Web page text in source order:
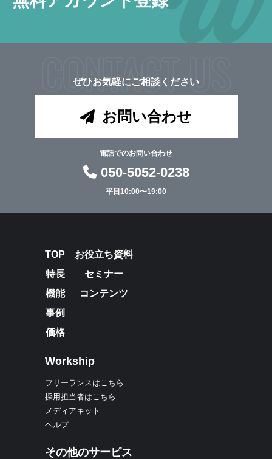
CONTACT US
ぜひお気軽にご相談ください
お問い合わせ
電話でのお問い合わせ
050-5052-0238
平日10:00〜19:00
TOP
特長
機能
事例
価格
お役立ち資料
セミナー
コンテンツ
Workship
フリーランスはこちら
採用担当者はこちら
メディアキット
ヘルプ
その他のサービス